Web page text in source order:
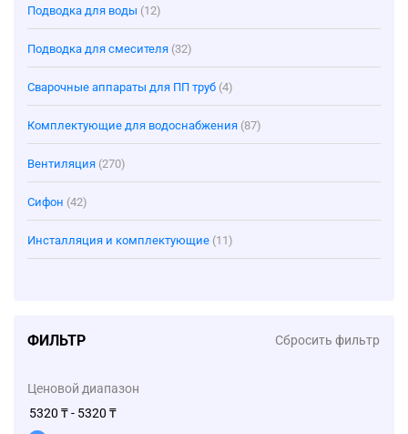
Подводка для воды (12)
Подводка для смесителя (32)
Сварочные аппараты для ПП труб (4)
Комплектующие для водоснабжения (87)
Вентиляция (270)
Сифон (42)
Инсталляция и комплектующие (11)
ФИЛЬТР Сбросить фильтр
Ценовой диапазон